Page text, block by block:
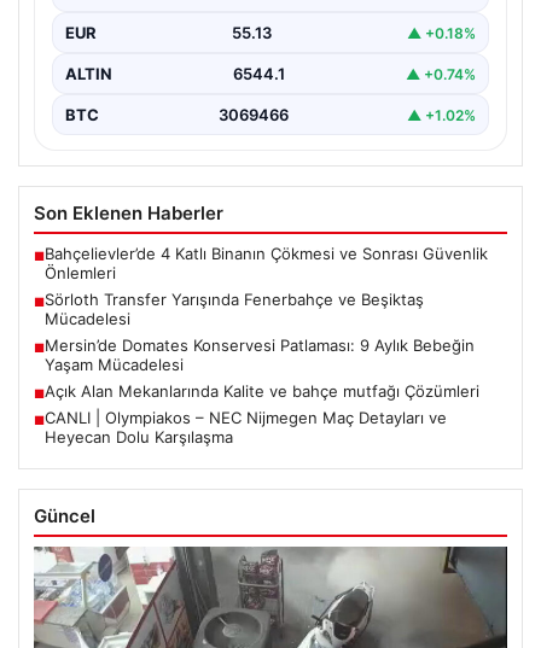
EUR 55.13 ▲ +0.18%
ALTIN 6544.1 ▲ +0.74%
BTC 3069466 ▲ +1.02%
Son Eklenen Haberler
■Bahçelievler’de 4 Katlı Binanın Çökmesi ve Sonrası Güvenlik
Önlemleri
■Sörloth Transfer Yarışında Fenerbahçe ve Beşiktaş
Mücadelesi
■Mersin’de Domates Konservesi Patlaması: 9 Aylık Bebeğin
Yaşam Mücadelesi
■Açık Alan Mekanlarında Kalite ve bahçe mutfağı Çözümleri
■CANLI | Olympiakos – NEC Nijmegen Maç Detayları ve
Heyecan Dolu Karşılaşma
Güncel